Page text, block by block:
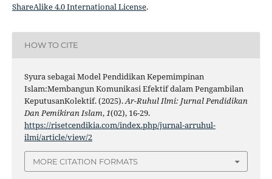
ShareAlike 4.0 International License.
HOW TO CITE
Syura sebagai Model Pendidikan Kepemimpinan
Islam:Membangun Komunikasi Efektif dalam Pengambilan
KeputusanKolektif. (2025).Ar-Ruhul Ilmi: Jurnal Pendidikan
Dan Pemikiran Islam,1(02), 16-29.
https://risetcendikia.com/index.php/jurnal-arruhul-
ilmi/article/view/2
MORE CITATION FORMATS